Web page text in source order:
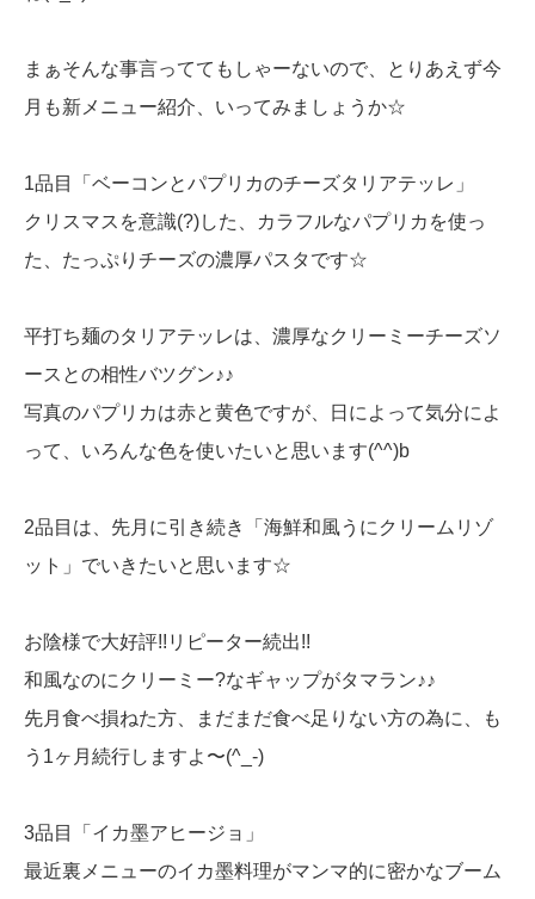
まぁそんな事言っててもしゃーないので、とりあえず今
月も新メニュー紹介、いってみましょうか☆
1品目「ベーコンとパプリカのチーズタリアテッレ」
クリスマスを意識(?)した、カラフルなパプリカを使っ
た、たっぷりチーズの濃厚パスタです☆
平打ち麺のタリアテッレは、濃厚なクリーミーチーズソ
ースとの相性バツグン♪♪
写真のパプリカは赤と黄色ですが、日によって気分によ
って、いろんな色を使いたいと思います(^^)b
2品目は、先月に引き続き「海鮮和風うにクリームリゾ
ット」でいきたいと思います☆
お陰様で大好評!!リピーター続出!!
和風なのにクリーミー?なギャップがタマラン♪♪
先月食べ損ねた方、まだまだ食べ足りない方の為に、も
う1ヶ月続行しますよ〜(^_-)
3品目「イカ墨アヒージョ」
最近裏メニューのイカ墨料理がマンマ的に密かなブーム